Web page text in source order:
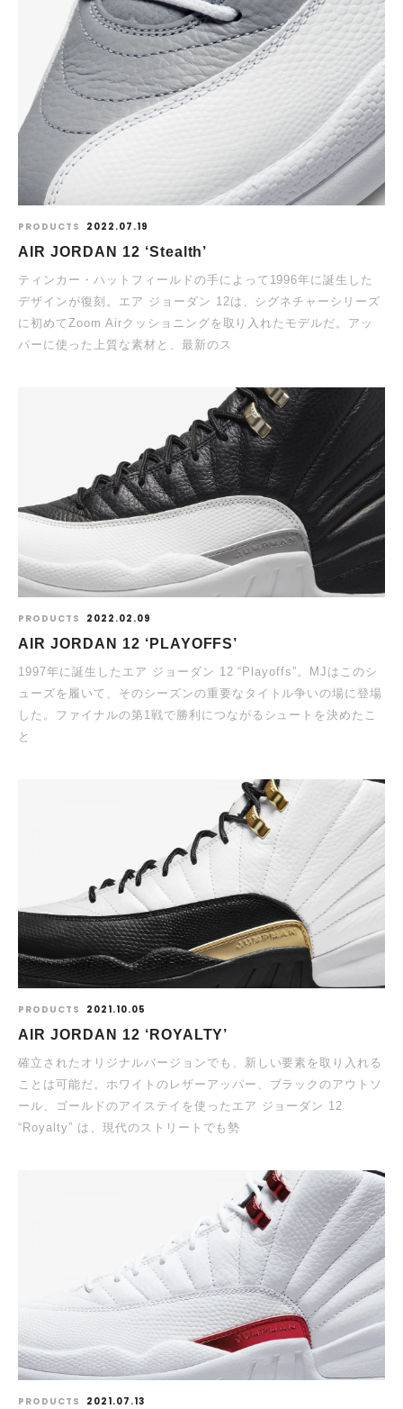
PRODUCTS 2022.07.19
AIR JORDAN 12 ‘Stealth’
ティンカー・ハットフィールドの手によって1996年に誕生した
デザインが復刻。エア ジョーダン 12は、シグネチャーシリーズ
に初めてZoom Airクッショニングを取り入れたモデルだ。アッ
パーに使った上質な素材と、最新のス
PRODUCTS 2022.02.09
AIR JORDAN 12 ‘PLAYOFFS’
1997年に誕生したエア ジョーダン 12 “Playoffs”。MJはこのシ
ューズを履いて、そのシーズンの重要なタイトル争いの場に登場
した。ファイナルの第1戦で勝利につながるシュートを決めたこ
と
PRODUCTS 2021.10.05
AIR JORDAN 12 ‘ROYALTY’
確立されたオリジナルバージョンでも、新しい要素を取り入れる
ことは可能だ。ホワイトのレザーアッパー、ブラックのアウトソ
ール、ゴールドのアイステイを使ったエア ジョーダン 12
“Royalty” は、現代のストリートでも勢
PRODUCTS 2021.07.13